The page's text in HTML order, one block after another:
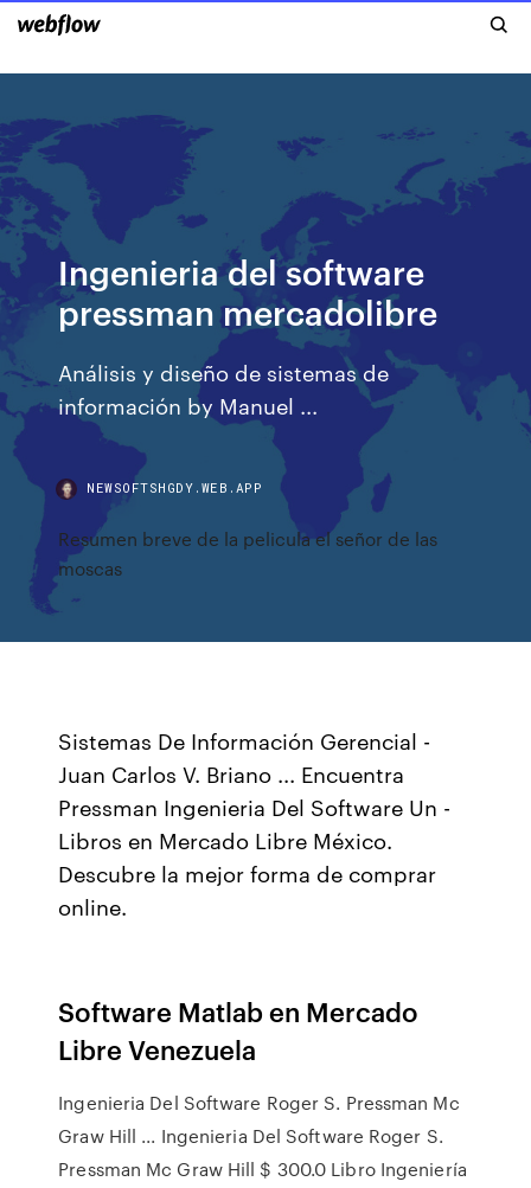
Ingenieria del software
pressman mercadolibre
Análisis y diseño de sistemas de
información by Manuel ...
NEWSOFTSHGDY.WEB.APP
Resumen breve de la pelicula el señor de las
moscas
Sistemas De Información Gerencial -
Juan Carlos V. Briano ... Encuentra
Pressman Ingenieria Del Software Un -
Libros en Mercado Libre México.
Descubre la mejor forma de comprar
online.
Software Matlab en Mercado
Libre Venezuela
Ingenieria Del Software Roger S. Pressman Mc
Graw Hill ... Ingenieria Del Software Roger S.
Pressman Mc Graw Hill $ 300.0 Libro Ingeniería